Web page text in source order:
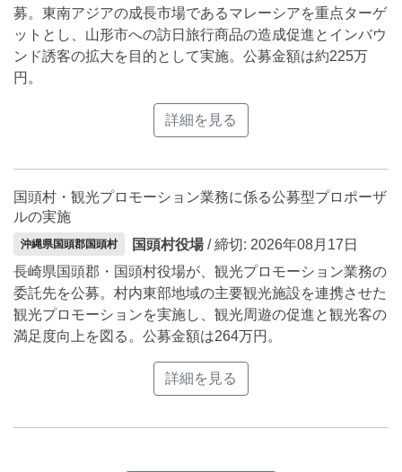
募。東南アジアの成長市場であるマレーシアを重点ターゲ
ットとし、山形市への訪日旅行商品の造成促進とインバウ
ンド誘客の拡大を目的として実施。公募金額は約225万
円。
詳細を見る
国頭村・観光プロモーション業務に係る公募型プロポーザ
ルの実施
沖縄県国頭郡国頭村 国頭村役場/ 締切: 2026年08月17日
長崎県国頭郡・国頭村役場が、観光プロモーション業務の
委託先を公募。村内東部地域の主要観光施設を連携させた
観光プロモーションを実施し、観光周遊の促進と観光客の
満足度向上を図る。公募金額は264万円。
詳細を見る